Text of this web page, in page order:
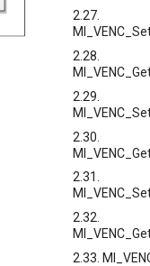
2.27.
2.28.
2.29.
2.30.
2.31.
2.32.
2.33.